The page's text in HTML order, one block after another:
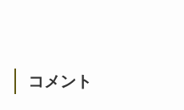
コメント